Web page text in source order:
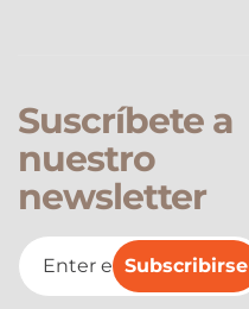
Suscríbete a
nuestro
newsletter
Subscribirse